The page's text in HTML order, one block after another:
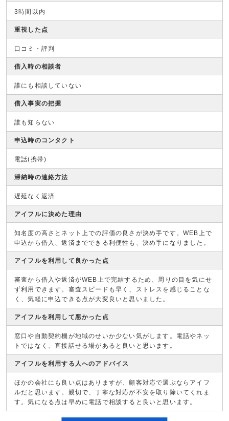
3時間以内
重視した点
口コミ・評判
借入時の相談者
誰にも相談していない
借入事実の把握
誰も知らない
申込時のコンタクト
電話(携帯)
滞納時の連絡方法
遅延なく返済
アイフルに決めた理由
知名度の高さとネット上での評価の良さが決め手です。WEB上で
申込から借入、返済までできる利便性も、決め手になりました。
アイフルを利用して良かった点
審査から借入や返済がWEB上で完結するため、周りの目を気にせ
ず利用できます。審査スピードも早く、ストレスを感じることな
く、気軽に申込できる点が大変良いと思いました。
アイフルを利用して悪かった点
窓口や自動契約機が地域のせいか少ない気がします。電話やネッ
トではなく、直接話せる場があると良いと思います。
アイフルを利用する人へのアドバイス
ほかの会社にも良い点はありますが、顧客対応で選ぶならアイフ
ルだと思います。親切で、丁寧な対応が不安を取り除いてくれま
す。気になる点は早めに電話で相談すると良いと思います。